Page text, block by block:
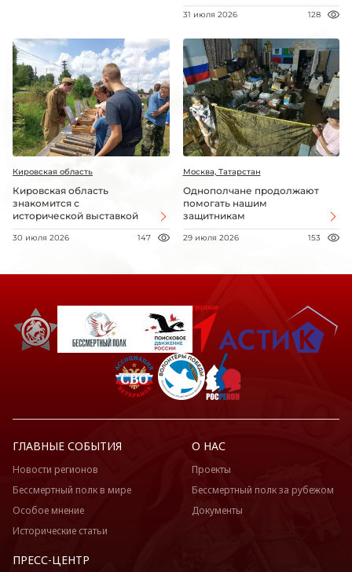
31 июля 2026 128
Кировская область
Кировская область
знакомится с
исторической выставкой
30 июля 2026 147
Москва, Татарстан
Однополчане продолжают
помогать нашим
защитникам
29 июля 2026 153
ГЛАВНЫЕ СОБЫТИЯ
Новости регионов
Бессмертный полк в мире
Особое мнение
Исторические статьи
О НАС
Проекты
Бессмертный полк за рубежом
Документы
ПРЕСС-ЦЕНТР